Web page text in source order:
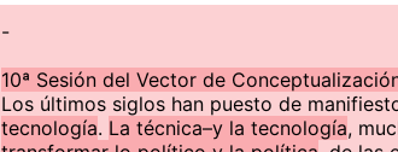
-
10ª Sesión del Vector de
Los últimos siglos han puesto de
tecnología. La técnica–y la tecnología,